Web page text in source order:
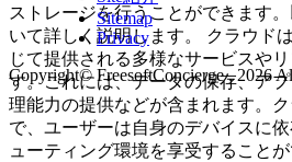
ストレージを行うことができます
いて詳しく説明します。 クラウド
じて提供される多様なサービスや
す。これには、データの保存、ア
理能力の提供などが含まれます。
で、ユーザーは自身のデバイスに
ューティング環境を享受すること
Sitemap
Privacy
Copyright© FreesoftConcierge , 2026